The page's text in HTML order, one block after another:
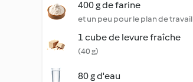
400 g de farine
et un peu pour le plan de travail
1 cube de levure fraîche
(40 g)
80 g d'eau